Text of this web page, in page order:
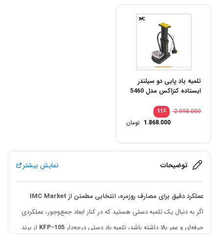
تلمبه باد پایی دو سیلندر
ایستاده کنزاکس مدل 5460
٪11
2.098.000
1.868.000 تومان
توضیحات نمایش بیشتر
عملکرد دقیق برای مصارف روزمره، انتخابی مطمئن از IMC Market
اگر به دنبال یک تلمبه دستی هستید که در کنار ابعاد جمع‌وجور، عملکردی
حرفه‌ای و عمر بالا داشته باشد، تلمبه باد دستی درجه‌دار KFP-105 از برند